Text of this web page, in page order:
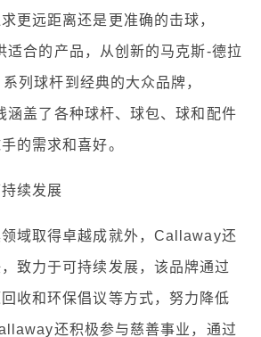
更远距离还是更准确的击球，
合的产品，从创新的马克斯-德拉
列球杆到经典的大众品牌，
盖了各种球杆、球包、球和配件
的需求和喜好。
续发展
域取得卓越成就外，Callaway还
致力于可持续发展，该品牌通过
收和环保倡议等方式，努力降低
还积极参与慈善事业，通过